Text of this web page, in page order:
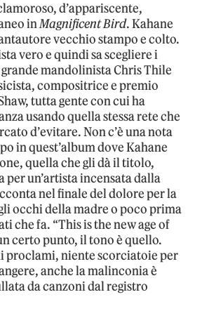
d’appariscente,
inMagnificent Bird. Kahane
vecchio stampo e colto.
vero e quindi sa scegliere i
mandolinista Chris Thile
compositrice e premio
tutta gente con cui ha
usando quella stessa rete che
d’evitare. Non c’è una nota
in quest’album dove Kahane
quella che gli dà il titolo,
per un’artista incensata dalla
nel finale del dolore per la
occhi della madre o poco prima
che fa. “This is the new age of
certo punto, il tono è quello.
proclami, niente scorciatoie per
anche la malinconia è
da canzoni dal registro